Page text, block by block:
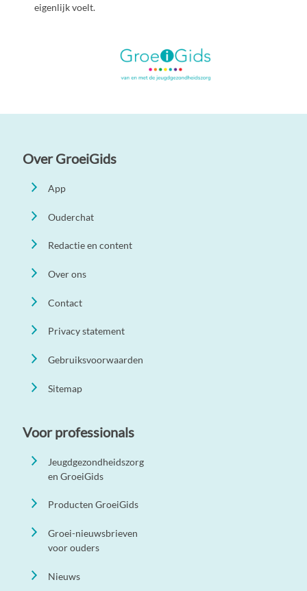
eigenlijk voelt.
Over GroeiGids
App
Ouderchat
Redactie en content
Over ons
Contact
Privacy statement
Gebruiksvoorwaarden
Sitemap
Voor professionals
Jeugdgezondheidszorg
en GroeiGids
Producten GroeiGids
Groei-nieuwsbrieven
voor ouders
Nieuws